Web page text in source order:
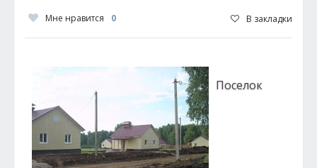
Мне нравится 0 В закладки
Поселок